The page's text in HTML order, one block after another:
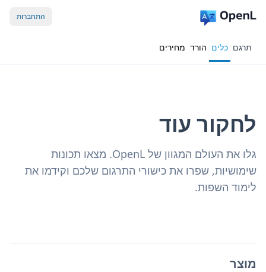
התחברות
תרגם כלים הורד מחירים
לחקור עוד
גלו את העולם המגוון של OpenL. מצאו תכונות
שימושיות, שפרו את כישורי התרגום שלכם וקידמו את
לימוד השפות.
מוצר